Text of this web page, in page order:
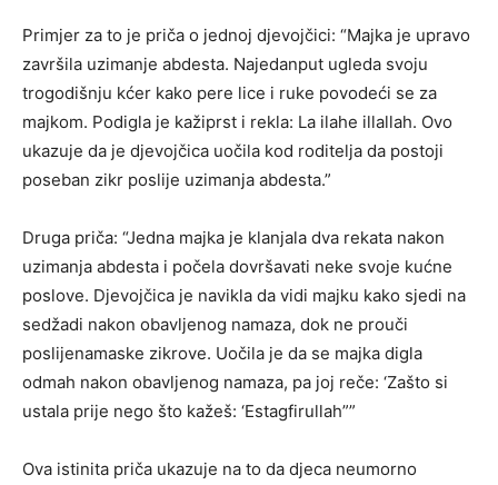
Primjer za to je priča o jednoj djevojčici: “Majka je upravo
završila uzimanje abdesta. Najedanput ugleda svoju
trogodišnju kćer kako pere lice i ruke povodeći se za
majkom. Podigla je kažiprst i rekla: La ilahe illallah. Ovo
ukazuje da je djevojčica uočila kod roditelja da postoji
poseban zikr poslije uzimanja abdesta.”
Druga priča: “Jedna majka je klanjala dva rekata nakon
uzimanja abdesta i počela dovršavati neke svoje kućne
poslove. Djevojčica je navikla da vidi majku kako sjedi na
sedžadi nakon obavljenog namaza, dok ne prouči
poslijenamaske zikrove. Uočila je da se majka digla
odmah nakon obavljenog namaza, pa joj reče: ‘Zašto si
ustala prije nego što kažeš: ‘Estagfirullah””
Ova istinita priča ukazuje na to da djeca neumorno